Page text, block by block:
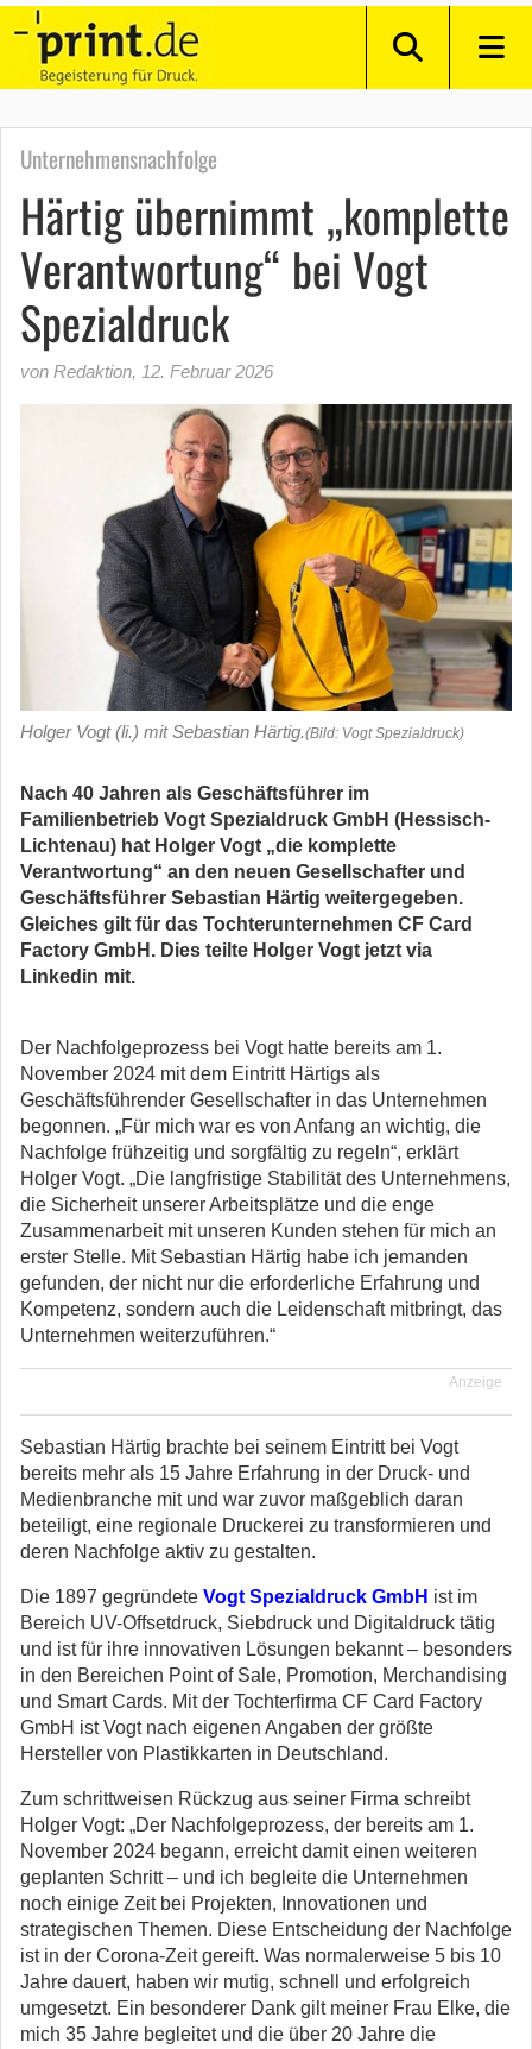
Unternehmensnachfolge
Härtig übernimmt „komplette
Verantwortung“ bei Vogt
Spezialdruck
von Redaktion, 12. Februar 2026
Holger Vogt (li.) mit Sebastian Härtig.(Bild: Vogt Spezialdruck)
Nach 40 Jahren als Geschäftsführer im
Familienbetrieb Vogt Spezialdruck GmbH (Hessisch-
Lichtenau) hat Holger Vogt „die komplette
Verantwortung“ an den neuen Gesellschafter und
Geschäftsführer Sebastian Härtig weitergegeben.
Gleiches gilt für das Tochterunternehmen CF Card
Factory GmbH. Dies teilte Holger Vogt jetzt via
Linkedin mit.
Der Nachfolgeprozess bei Vogt hatte bereits am 1.
November 2024 mit dem Eintritt Härtigs als
Geschäftsführender Gesellschafter in das Unternehmen
begonnen. „Für mich war es von Anfang an wichtig, die
Nachfolge frühzeitig und sorgfältig zu regeln“, erklärt
Holger Vogt. „Die langfristige Stabilität des Unternehmens,
die Sicherheit unserer Arbeitsplätze und die enge
Zusammenarbeit mit unseren Kunden stehen für mich an
erster Stelle. Mit Sebastian Härtig habe ich jemanden
gefunden, der nicht nur die erforderliche Erfahrung und
Kompetenz, sondern auch die Leidenschaft mitbringt, das
Unternehmen weiterzuführen.“
Anzeige
Sebastian Härtig brachte bei seinem Eintritt bei Vogt
bereits mehr als 15 Jahre Erfahrung in der Druck- und
Medienbranche mit und war zuvor maßgeblich daran
beteiligt, eine regionale Druckerei zu transformieren und
deren Nachfolge aktiv zu gestalten.
Die 1897 gegründete Vogt Spezialdruck GmbH ist im
Bereich UV-Offsetdruck, Siebdruck und Digitaldruck tätig
und ist für ihre innovativen Lösungen bekannt – besonders
in den Bereichen Point of Sale, Promotion, Merchandising
und Smart Cards. Mit der Tochterfirma CF Card Factory
GmbH ist Vogt nach eigenen Angaben der größte
Hersteller von Plastikkarten in Deutschland.
Zum schrittweisen Rückzug aus seiner Firma schreibt
Holger Vogt: „Der Nachfolgeprozess, der bereits am 1.
November 2024 begann, erreicht damit einen weiteren
geplanten Schritt – und ich begleite die Unternehmen
noch einige Zeit bei Projekten, Innovationen und
strategischen Themen. Diese Entscheidung der Nachfolge
ist in der Corona-Zeit gereift. Was normalerweise 5 bis 10
Jahre dauert, haben wir mutig, schnell und erfolgreich
umgesetzt. Ein besonderer Dank gilt meiner Frau Elke, die
mich 35 Jahre begleitet und die über 20 Jahre die